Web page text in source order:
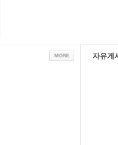
자유게